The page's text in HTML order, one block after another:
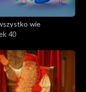
wie
40